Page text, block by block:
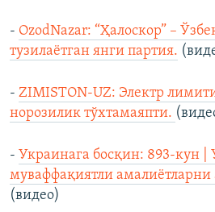
- OzodNazar: “Ҳалоскор” –
тузилаётган янги партия.
- ZIMISTON-UZ: Электр
норозилик тўхтамаяпти.
- Украинага босқин: 893-кун
муваффақиятли
(видео)